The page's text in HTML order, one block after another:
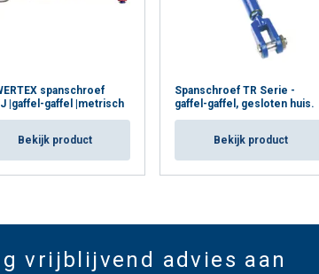
spanschroef
|gaffel-gaffel |metrisch
Bekijk product
Spanschroef TR Serie -
gaffel-gaffel, gesloten huis.
Bekijk product
vrijblijvend advies aan